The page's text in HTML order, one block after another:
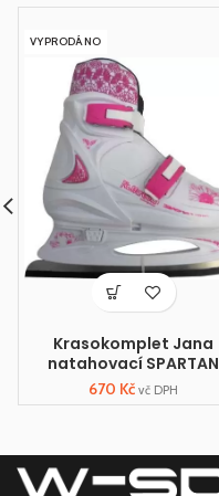
VYPRODÁNO
Krasokomplet Jana
natahovací SPARTAN
670 Kč vč DPH